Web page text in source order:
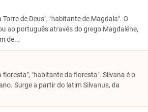
de Deus", "habitante de Magdala". O
ao português através do grego Magdaléne,
de...
floresta", "habitante da floresta". Silvana é o
Surge a partir do latim Silvanus, da